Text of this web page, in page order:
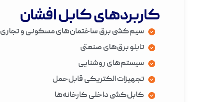
کاربردهای کابل افشان
سیم‌کشی برق ساختمان‌های مسکونی و تجاری
تابلو برق‌های صنعتی
سیستم‌های روشنایی
تجهیزات الکتریکی قابل‌حمل
کابل‌کشی داخلی کارخانه‌ها